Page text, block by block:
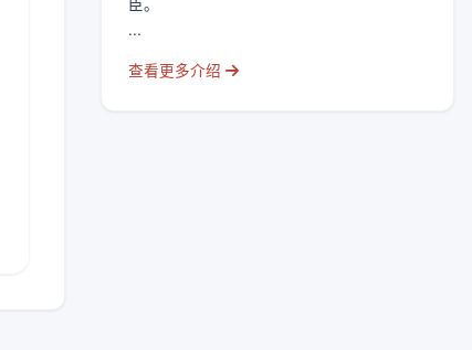
臣。
...
查看更多介绍